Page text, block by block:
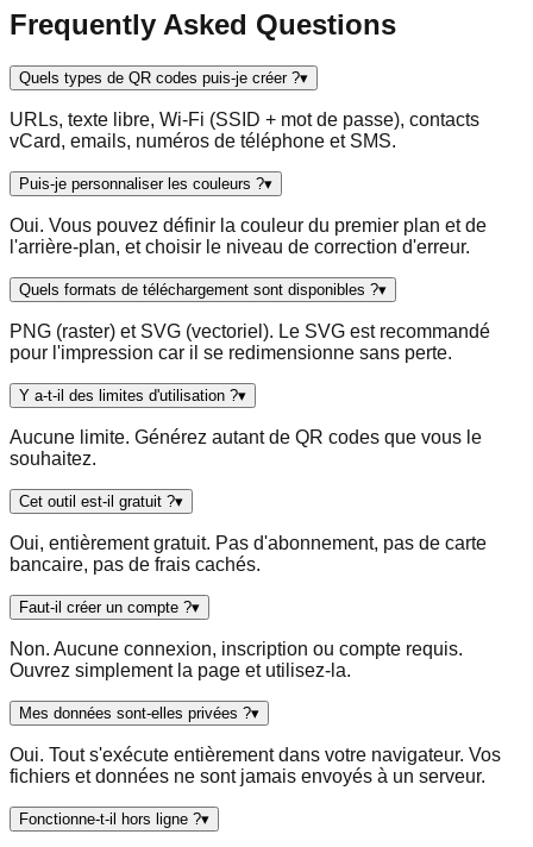
Frequently Asked Questions
Quels types de QR codes puis-je créer ?▾
URLs, texte libre, Wi-Fi (SSID + mot de passe), contacts
vCard, emails, numéros de téléphone et SMS.
Puis-je personnaliser les couleurs ?▾
Oui. Vous pouvez définir la couleur du premier plan et de
l'arrière-plan, et choisir le niveau de correction d'erreur.
Quels formats de téléchargement sont disponibles ?▾
PNG (raster) et SVG (vectoriel). Le SVG est recommandé
pour l'impression car il se redimensionne sans perte.
Y a-t-il des limites d'utilisation ?▾
Aucune limite. Générez autant de QR codes que vous le
souhaitez.
Cet outil est-il gratuit ?▾
Oui, entièrement gratuit. Pas d'abonnement, pas de carte
bancaire, pas de frais cachés.
Faut-il créer un compte ?▾
Non. Aucune connexion, inscription ou compte requis.
Ouvrez simplement la page et utilisez-la.
Mes données sont-elles privées ?▾
Oui. Tout s'exécute entièrement dans votre navigateur. Vos
fichiers et données ne sont jamais envoyés à un serveur.
Fonctionne-t-il hors ligne ?▾